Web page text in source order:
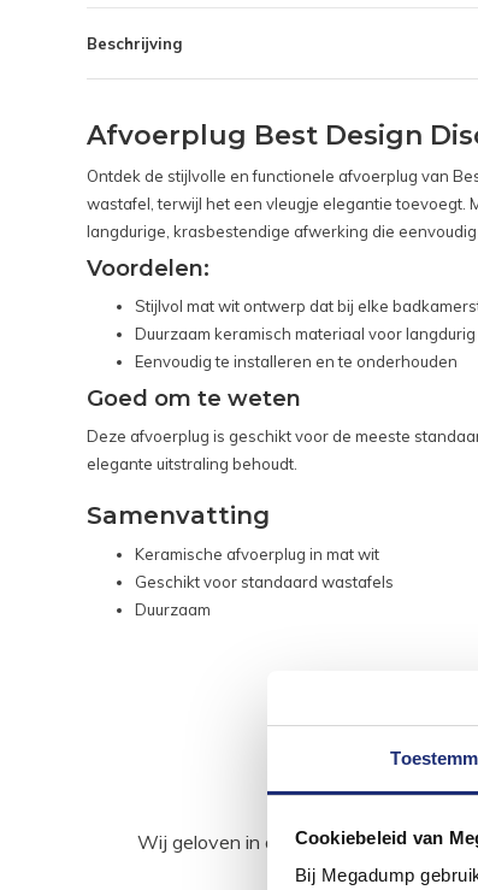
Cookiebeleid van
Bij Megadump
Beschrijving
Afvoerplug Best Design
Ontdek de stijlvolle en functionele afvoerplug van
wastafel, terwijl het een vleugje elegantie toevoegt.
langdurige, krasbestendige afwerking die
Voordelen:
Stijlvol mat wit ontwerp dat bij elke
Duurzaam keramisch materiaal voor
Eenvoudig te installeren en te onderhouden
Goed om te weten
Deze afvoerplug is geschikt voor de meeste
elegante uitstraling behoudt.
Samenvatting
Keramische afvoerplug in mat wit
Geschikt voor standaard wastafels
Duurzaam
Wij geloven in de kracht van delen.